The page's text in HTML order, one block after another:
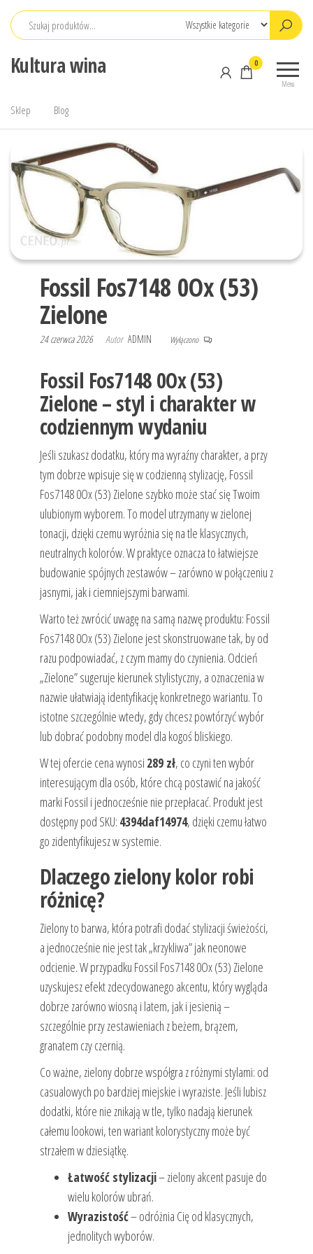
Przejdź
Kultura wina
Menu
0
Sklep Blog
Fossil Fos7148 0Ox (53)
Zielone
24 czerwca 2026 Autor ADMIN Wyłączono
Fossil Fos7148 0Ox (53)
Zielone – styl i charakter w
codziennym wydaniu
Jeśli szukasz dodatku, który ma wyraźny charakter, a przy
tym dobrze wpisuje się w codzienną stylizację, Fossil
Fos7148 0Ox (53) Zielone szybko może stać się Twoim
ulubionym wyborem. To model utrzymany w zielonej
tonacji, dzięki czemu wyróżnia się na tle klasycznych,
neutralnych kolorów. W praktyce oznacza to łatwiejsze
budowanie spójnych zestawów – zarówno w połączeniu z
jasnymi, jak i ciemniejszymi barwami.
Warto też zwrócić uwagę na samą nazwę produktu: Fossil
Fos7148 0Ox (53) Zielone jest skonstruowane tak, by od
razu podpowiadać, z czym mamy do czynienia. Odcień
„Zielone” sugeruje kierunek stylistyczny, a oznaczenia w
nazwie ułatwiają identyfikację konkretnego wariantu. To
istotne szczególnie wtedy, gdy chcesz powtórzyć wybór
lub dobrać podobny model dla kogoś bliskiego.
W tej ofercie cena wynosi 289 zł, co czyni ten wybór
interesującym dla osób, które chcą postawić na jakość
marki Fossil i jednocześnie nie przepłacać. Produkt jest
dostępny pod SKU: 4394daf14974, dzięki czemu łatwo
go zidentyfikujesz w systemie.
Dlaczego zielony kolor robi
różnicę?
Zielony to barwa, która potrafi dodać stylizacji świeżości,
a jednocześnie nie jest tak „krzykliwa” jak neonowe
odcienie. W przypadku Fossil Fos7148 0Ox (53) Zielone
uzyskujesz efekt zdecydowanego akcentu, który wygląda
dobrze zarówno wiosną i latem, jak i jesienią –
szczególnie przy zestawieniach z beżem, brązem,
granatem czy czernią.
Co ważne, zielony dobrze współgra z różnymi stylami: od
casualowych po bardziej miejskie i wyraziste. Jeśli lubisz
dodatki, które nie znikają w tle, tylko nadają kierunek
całemu lookowi, ten wariant kolorystyczny może być
strzałem w dziesiątkę.
Łatwość stylizacji– zielony akcent pasuje do
wielu kolorów ubrań.
Wyrazistość– odróżnia Cię od klasycznych,
jednolitych wyborów.